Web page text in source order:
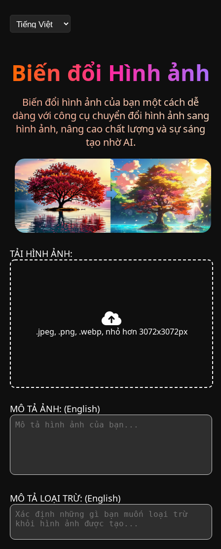
Biến đổi Hình ảnh
Biến đổi hình ảnh của bạn một cách dễ
dàng với công cụ chuyển đổi hình ảnh sang
hình ảnh, nâng cao chất lượng và sự sáng
tạo nhờ AI.
TẢI HÌNH ẢNH:
.jpeg, .png, .webp, nhỏ hơn 3072x3072px
MÔ TẢ ẢNH: (English)
MÔ TẢ LOẠI TRỪ: (English)